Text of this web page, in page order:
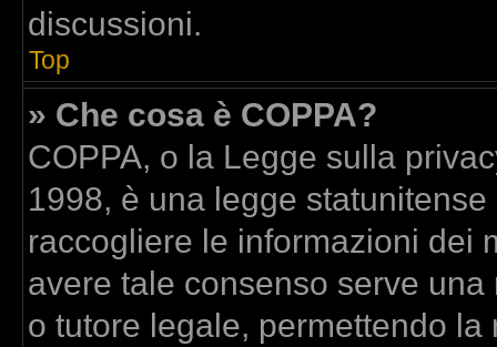
discussioni.
Top
» Che cosa è COPPA?
COPPA, o la Legge sulla
1998, è una legge
raccogliere le informazioni dei
avere tale consenso serve
o tutore legale, permettendo